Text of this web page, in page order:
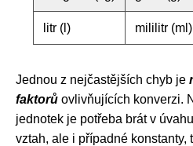
litr (l) mililitr (ml)
Jednou z nejčastějších chyb je
faktorů ovlivňujících konverzi.
jednotek je potřeba brát v
vztah, ale i případné konstanty,